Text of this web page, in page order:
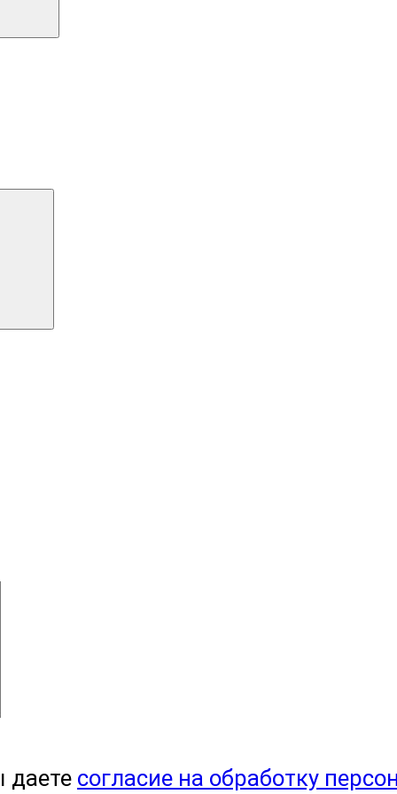
даете согласие на обработку